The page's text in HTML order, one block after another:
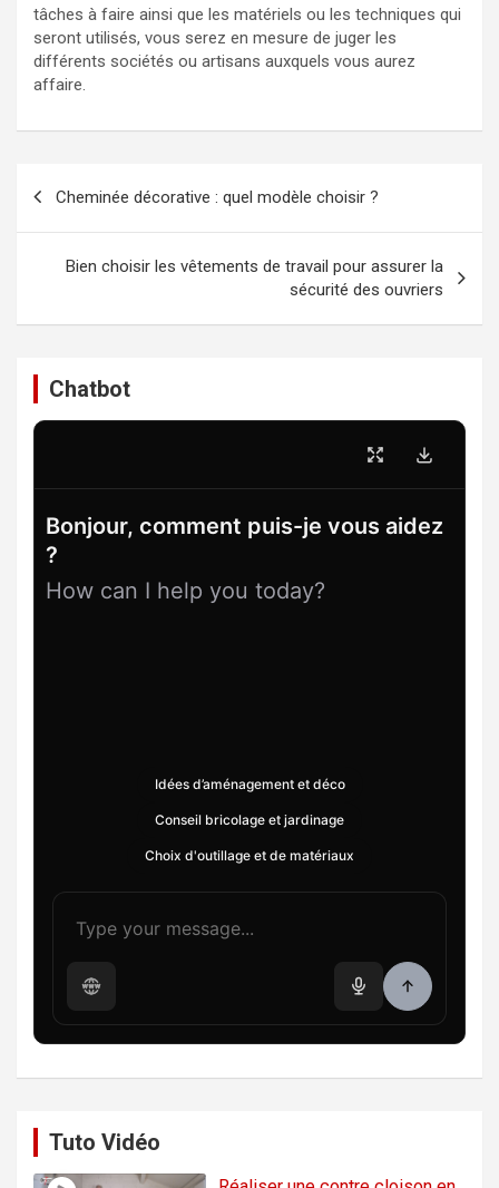
tâches à faire ainsi que les matériels ou les techniques qui
seront utilisés, vous serez en mesure de juger les
différents sociétés ou artisans auxquels vous aurez
affaire.
Cheminée décorative : quel modèle choisir ?
Bien choisir les vêtements de travail pour assurer la
sécurité des ouvriers
Chatbot
Bonjour, comment puis-je vous aidez
?
How can I help you today?
Idées d’aménagement et déco
Conseil bricolage et jardinage
Choix d'outillage et de matériaux
Tuto Vidéo